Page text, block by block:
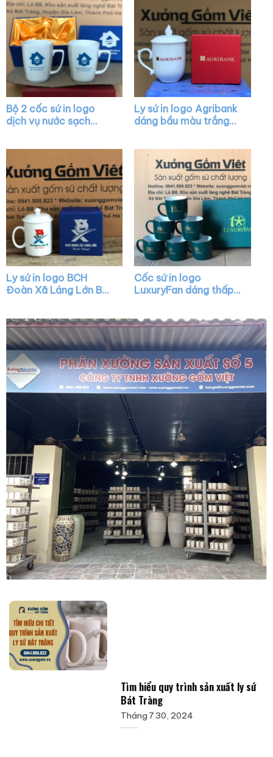
Bộ 2 cốc sứ in logo
dịch vụ nước sạch
Ly sứ in logo Agribank
dáng bầu màu trắng
Ly sứ in logo BCH
Đoàn Xã Láng Lớn Bát
Cốc sứ in logo
LuxuryFan dáng thấp
Tìm hiểu quy trình sản xuất ly sứ
Bát Tràng
Tháng 7 30, 2024